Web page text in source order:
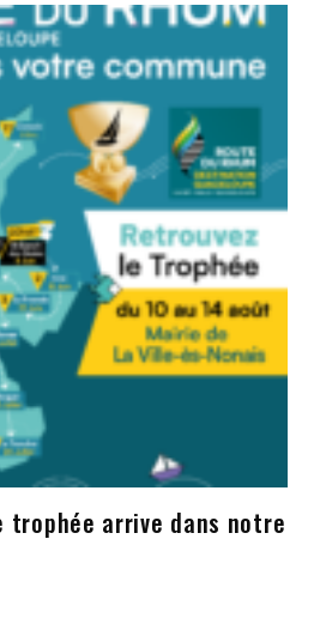
trophée arrive dans notre